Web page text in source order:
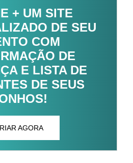
+ UM SITE
DE SEU
COM
DE
E LISTA DE
DE SEUS
AGORA